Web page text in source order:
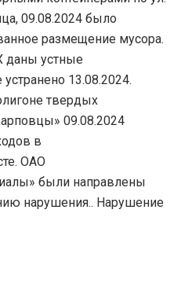
09.08.2024 было
размещение мусора.
устные
13.08.2024.
твердых
09.08.2024
в
ОАО
были направлены
нарушения.. Нарушение